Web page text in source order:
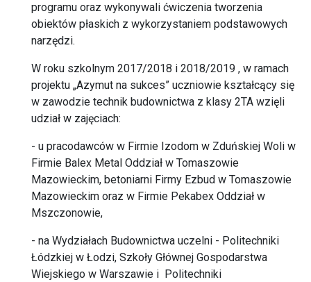
programu oraz wykonywali ćwiczenia tworzenia
obiektów płaskich z wykorzystaniem podstawowych
narzędzi.
W roku szkolnym 2017/2018 i 2018/2019 , w ramach
projektu „Azymut na sukces” uczniowie kształcący się
w zawodzie technik budownictwa z klasy 2TA wzięli
udział w zajęciach:
- u pracodawców w Firmie Izodom w Zduńskiej Woli w
Firmie Balex Metal Oddział w Tomaszowie
Mazowieckim, betoniarni Firmy Ezbud w Tomaszowie
Mazowieckim oraz w Firmie Pekabex Oddział w
Mszczonowie,
- na Wydziałach Budownictwa uczelni - Politechniki
Łódzkiej w Łodzi, Szkoły Głównej Gospodarstwa
Wiejskiego w Warszawie i Politechniki